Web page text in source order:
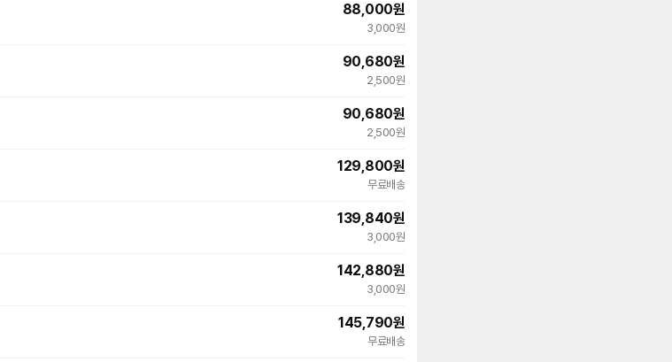
88,000원
3,000원
90,680원
2,500원
90,680원
2,500원
129,800원
무료배송
139,840원
3,000원
142,880원
3,000원
145,790원
무료배송